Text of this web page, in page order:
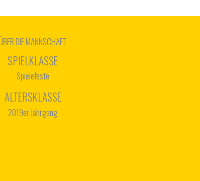
DIE MANNSCHAFT
SPIELKLASSE
Spielefeste
ALTERSKLASSE
2019er Jahrgang